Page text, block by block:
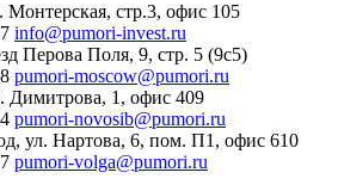
Монтерская, стр.3, офис 105
info@pumori-invest.ru
Перова Поля, 9, стр. 5 (9с5)
pumori-moscow@pumori.ru
Димитрова, 1, офис 409
pumori-novosib@pumori.ru
ул. Нартова, 6, пом. П1, офис 610
pumori-volga@pumori.ru